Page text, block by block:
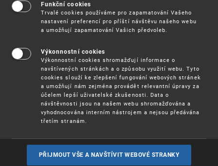
Vynálezy / Patenty
Užitnévzory
Ochrannéznámky
Funkční cookies
Trvalé cookies používáme pro zapamatování Vašeho
nastavení preferencí pro příští návštěvu našeho webu
a umožňují zapamatování Vašich předvoleb.
Výkonnostní cookies
Výkonnostní cookies shromažďují informace o
navštívených stránkách a o způsobu využití webu. Tyto
cookies slouží ke zlepšení fungování webových stránek
a umožňují nám zejména provádět relevantní úpravy za
účelem lepší uživatelské zkušenosti. Data o
návštěvnosti jsou na našem webu shromažďována a
vyhodnocována interním nástrojem a nejsou předávána
třetím stranám.
PŘIJMOUT VŠE A NAVŠTÍVIT WEBOVÉ STRANKY